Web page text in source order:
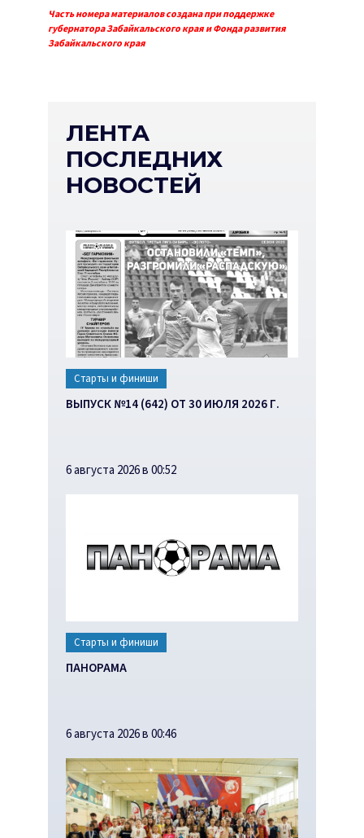
Часть номера материалов создана при поддержке
губернатора Забайкальского края и Фонда развития
Забайкальского края
ЛЕНТА
ПОСЛЕДНИХ
НОВОСТЕЙ
Старты и финиши
ВЫПУСК №14 (642) ОТ 30 ИЮЛЯ 2026 Г.
6 августа 2026 в 00:52
Старты и финиши
ПАНОРАМА
6 августа 2026 в 00:46